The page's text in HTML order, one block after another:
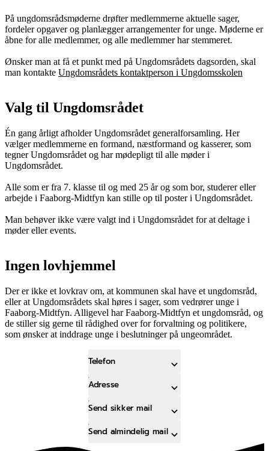
På ungdomsrådsmøderne drøfter medlemmerne aktuelle sager,
fordeler opgaver og planlægger arrangementer for unge. Møderne er
åbne for alle medlemmer, og alle medlemmer har stemmeret.
Ønsker man at få et punkt med på Ungdomsrådets dagsorden, skal
man kontakte Ungdomsrådets kontaktperson i Ungdomsskolen
Valg til Ungdomsrådet
Én gang årligt afholder Ungdomsrådet generalforsamling. Her
vælger medlemmerne en formand, næstformand og kasserer, som
tegner Ungdomsrådet og har mødepligt til alle møder i
Ungdomsrådet.
Alle som er fra 7. klasse til og med 25 år og som bor, studerer eller
arbejde i Faaborg-Midtfyn kan stille op til poster i Ungdomsrådet.
Man behøver ikke være valgt ind i Ungdomsrådet for at deltage i
møder eller events.
Ingen lovhjemmel
Der er ikke et lovkrav om, at kommunen skal have et ungdomsråd,
eller at Ungdomsrådets skal høres i sager, som vedrører unge i
Faaborg-Midtfyn. Alligevel har Faaborg-Midtfyn et ungdomsråd, og
de stiller sig gerne til rådighed over for forvaltning og politikere,
som ønsker at inddrage unge i beslutninger på ungeområdet.
Telefon
Adresse
Send sikker mail
Send almindelig mail